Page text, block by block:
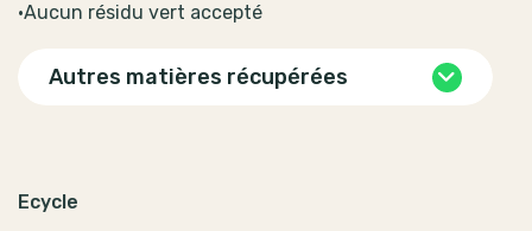
•Aucun résidu vert accepté
Autres matières récupérées
Ecycle